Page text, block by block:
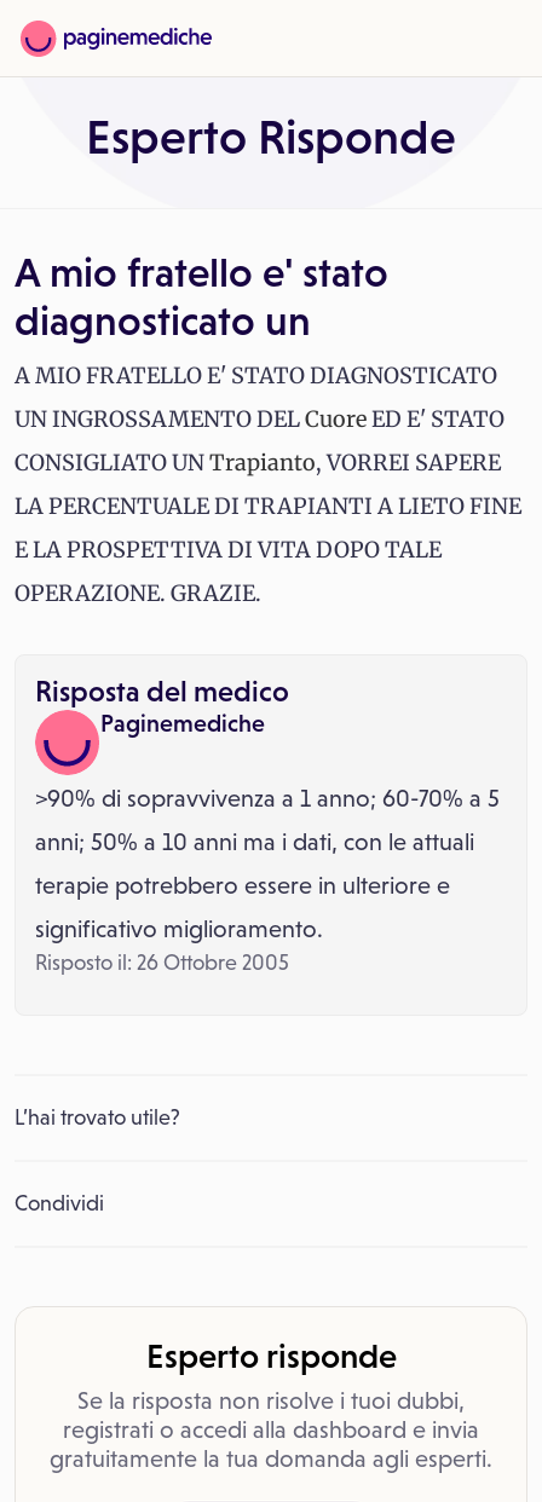
Esperto Risponde
A mio fratello e' stato
diagnosticato un
A MIO FRATELLO E' STATO DIAGNOSTICATO
UN INGROSSAMENTO DELCuoreED E' STATO
CONSIGLIATO UNTrapianto, VORREI SAPERE
LA PERCENTUALE DI TRAPIANTI A LIETO FINE
E LA PROSPETTIVA DI VITA DOPO TALE
OPERAZIONE. GRAZIE.
Risposta del medico
Paginemediche
>90% di sopravvivenza a 1 anno; 60-70% a 5
anni; 50% a 10 anni ma i dati, con le attuali
terapie potrebbero essere in ulteriore e
significativo miglioramento.
Risposto il: 26 Ottobre 2005
L’hai trovato utile?
Condividi
Esperto risponde
Se la risposta non risolve i tuoi dubbi,
registrati o accedi alla dashboard e invia
gratuitamente la tua domanda agli esperti.